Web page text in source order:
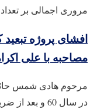
مروری اجمالی بر
افشای پروژه
مصاحبه با علی
مرحوم هادی شمس
در سال 60 و